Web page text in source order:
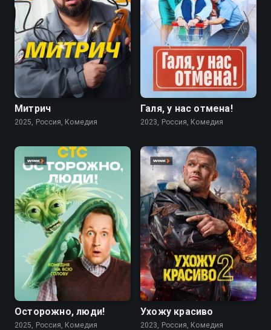
7.4 6.1
Митрич
2025, Россия, Комедия
Галя, у нас отмена!
2023, Россия, Комедия
7.3
Осторожно, люди!
2025, Россия, Комедия
7.6
Ухожу красиво
2023, Россия, Комедия